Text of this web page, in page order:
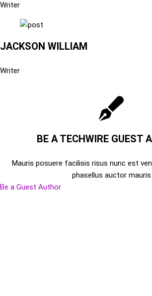
Writer
JACKSON WILLIAM
Writer
BE A TECHWIRE GUEST
Mauris posuere facilisis risus nunc est
phasellus auctor mauris
Be a Guest Author